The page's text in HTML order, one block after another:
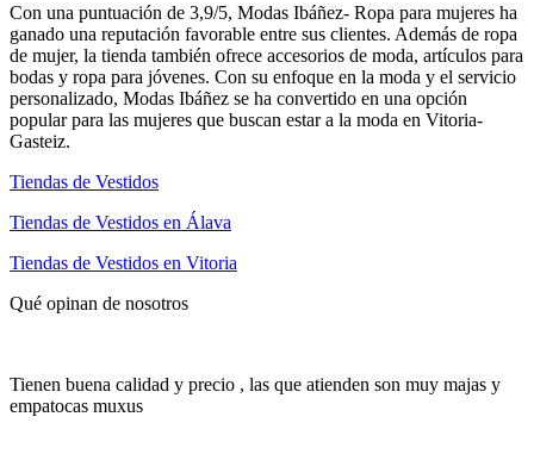
Con una puntuación de 3,9/5, Modas Ibáñez- Ropa para mujeres ha
ganado una reputación favorable entre sus clientes. Además de ropa
de mujer, la tienda también ofrece accesorios de moda, artículos para
bodas y ropa para jóvenes. Con su enfoque en la moda y el servicio
personalizado, Modas Ibáñez se ha convertido en una opción
popular para las mujeres que buscan estar a la moda en Vitoria-
Gasteiz.
Tiendas de Vestidos
Tiendas de Vestidos en Álava
Tiendas de Vestidos en Vitoria
Qué opinan de nosotros
Tienen buena calidad y precio , las que atienden son muy majas y
empatocas muxus